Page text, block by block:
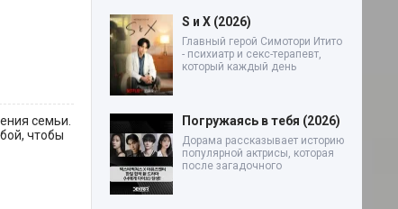
семьи.
чтобы
S и X (2026)
Главный герой Симотори Итито
- психиатр и секс-терапевт,
который каждый день
Погружаясь в тебя (2026)
Дорама рассказывает историю
популярной актрисы, которая
после загадочного